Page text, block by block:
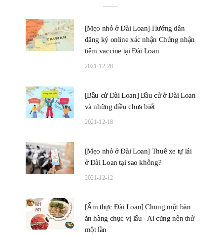
[Mẹo nhỏ ở Đài Loan] Hướng dẫn
đăng ký online xác nhận Chứng nhận
tiêm vaccine tại Đài Loan
2021-12-28
[Bầu cử Đài Loan] Bầu cử ở Đài Loan
và những điều chưa biết
2021-12-18
[Mẹo nhỏ ở Đài Loan] Thuê xe tự lái
ở Đài Loan tại sao không?
2021-12-12
[Ẩm thực Đài Loan] Chung một bàn
ăn hàng chục vị lẩu - Ai cũng nên thử
một lần